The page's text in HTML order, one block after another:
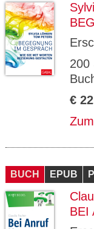
200
€
BUCH EPUB
BEI